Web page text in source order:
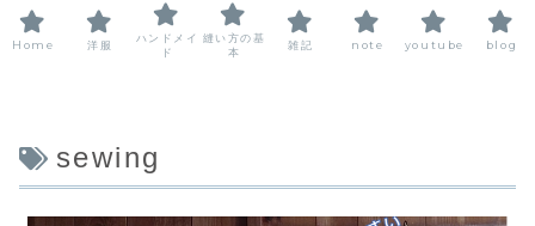
sewing
Home 洋服
ハンドメイ
ド
縫い方の基
本
雑記 note youtube blog